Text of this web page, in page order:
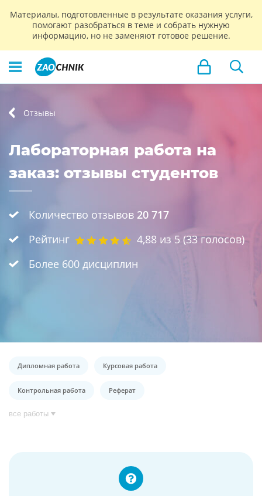
Материалы, подготовленные в результате оказания услуги,
помогают разобраться в теме и собрать нужную
информацию, но не заменяют готовое решение.
Отзывы
Лабораторная работа на
заказ: отзывы студентов
Количество отзывов 20 717
Рейтинг
4,88 из 5 (33голосов)
Более 600 дисциплин
Дипломная работа Курсовая работа
Контрольная работа Реферат
все работы